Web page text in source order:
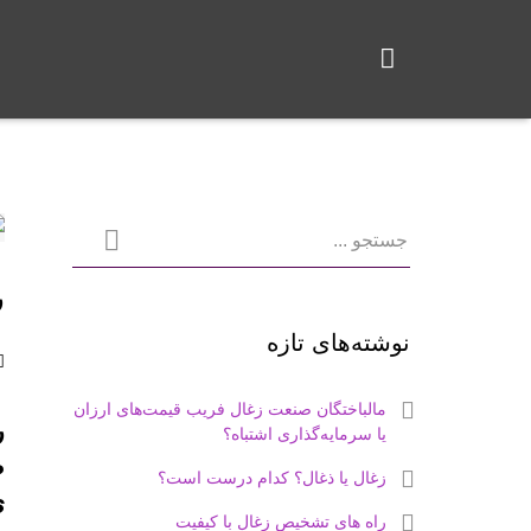
نوشته‌های تازه
مالباختگان صنعت زغال فریب قیمت‌های ارزان
یا سرمایه‌گذاری اشتباه؟
زغال یا ذغال؟ کدام درست است؟
راه های تشخیص زغال با کیفیت